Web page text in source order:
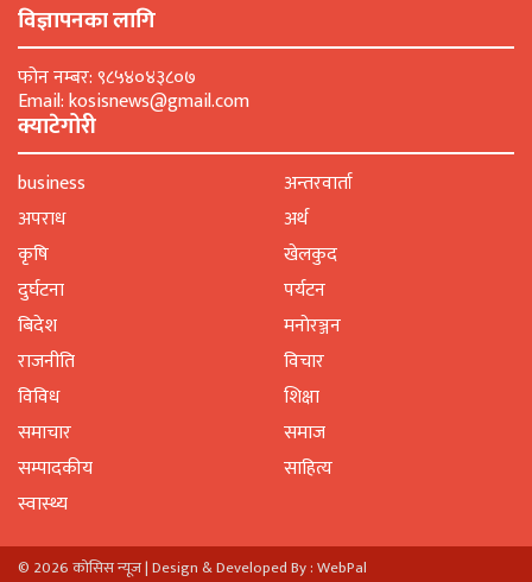
विज्ञापनका लागि
फोन नम्बर: ९८५४०४३८०७
Email: kosisnews@gmail.com
क्याटेगोरी
business
अन्तरवार्ता
अपराध
अर्थ
कृषि
खेलकुद
दुर्घटना
पर्यटन
बिदेश
मनाेरञ्जन
राजनीति
विचार
विविध
शिक्षा
समाचार
समाज
सम्पादकीय
साहित्य
स्वास्थ्य
© 2026 काेसिस न्यूज |Design & Developed By : WebPal